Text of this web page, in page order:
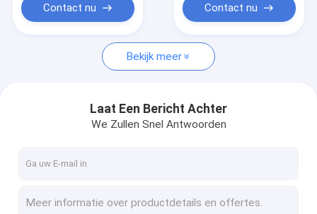
Ongeveer ons
Kwaliteitscontrole
Contacteer ons
Contact nu Contact nu
Bekijk meer
Laat Een Bericht Achter
We Zullen Snel Antwoorden